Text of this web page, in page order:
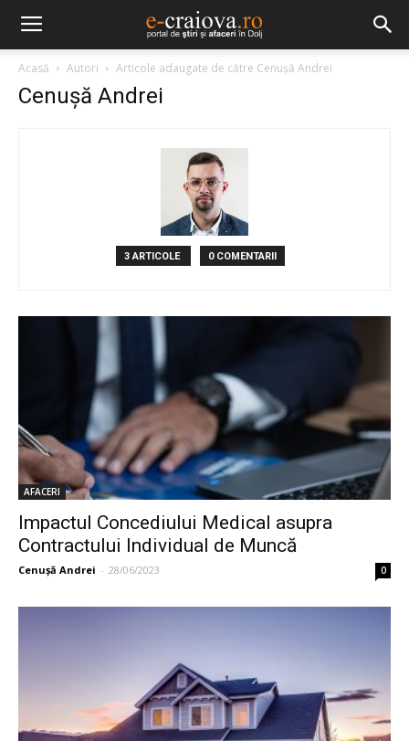
Acasă Autori Articole adaugate de către Cenuşă Andrei
Cenuşă Andrei
3 ARTICOLE 0 COMENTARII
AFACERI
Impactul Concediului Medical asupra
Contractului Individual de Muncă
Cenuşă Andrei - 28/06/2023 0